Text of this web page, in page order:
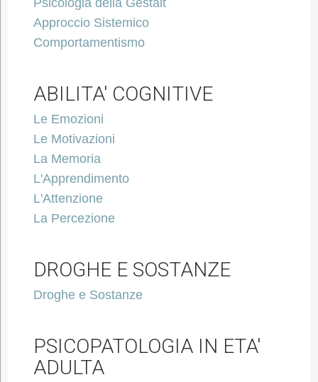
Psicologia della Gestalt
Approccio Sistemico
Comportamentismo
ABILITA' COGNITIVE
Le Emozioni
Le Motivazioni
La Memoria
L'Apprendimento
L'Attenzione
La Percezione
DROGHE E SOSTANZE
Droghe e Sostanze
PSICOPATOLOGIA IN ETA'
ADULTA